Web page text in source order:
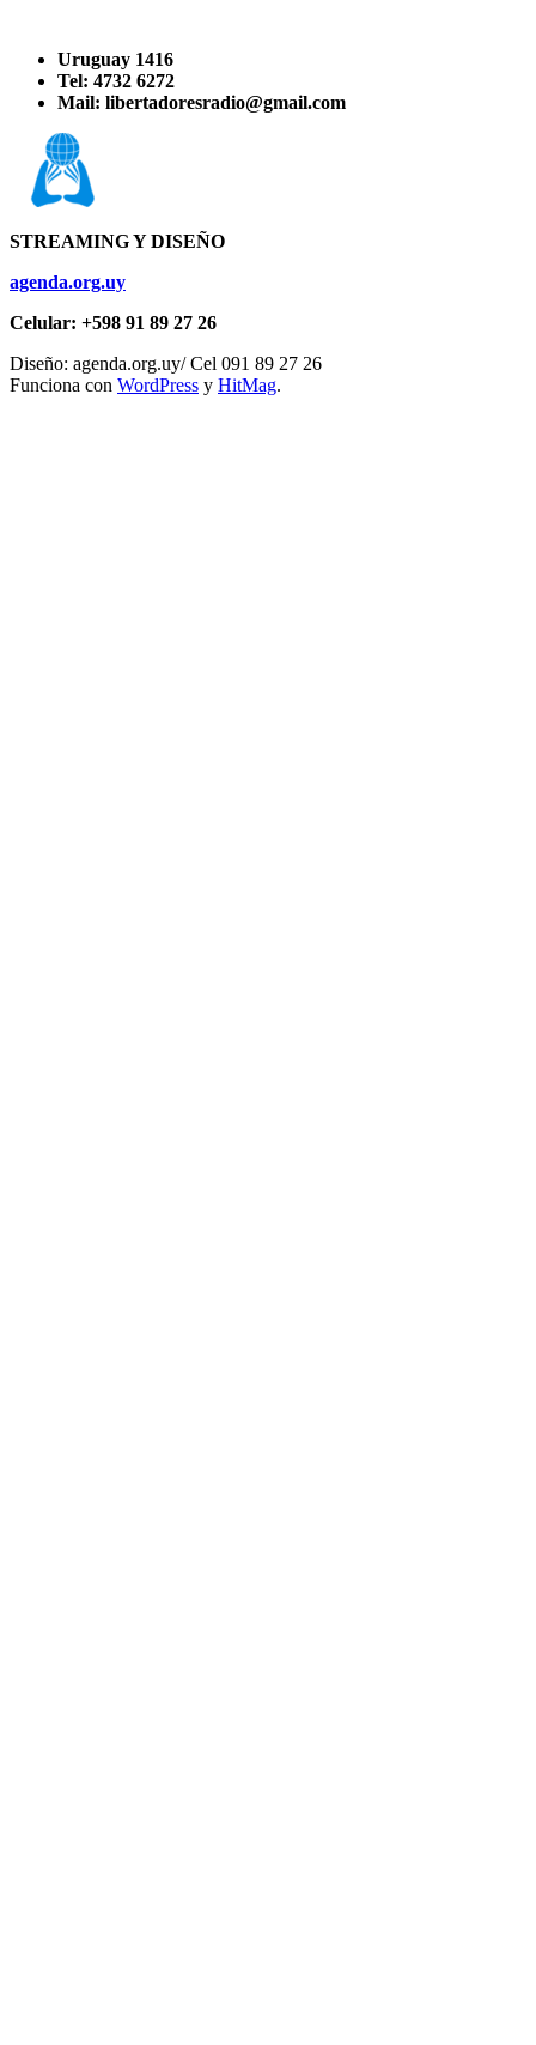
Uruguay 1416
Tel: 4732 6272
Mail: libertadoresradio@gmail.com
STREAMING Y DISEÑO
agenda.org.uy
Celular: +598 91 89 27 26
Diseño: agenda.org.uy/ Cel 091 89 27 26
Funciona con WordPress y HitMag.